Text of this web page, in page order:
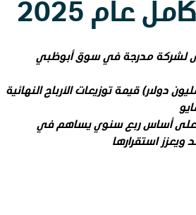
عام 2025
لشركة مدرجة في سوق أبوظبي
مليار درهم (896 مليون دولار) قيمة توزيعات الأرباح النهائية
على أساس ربع سنوي يساهم في
ويعزز استقرارها